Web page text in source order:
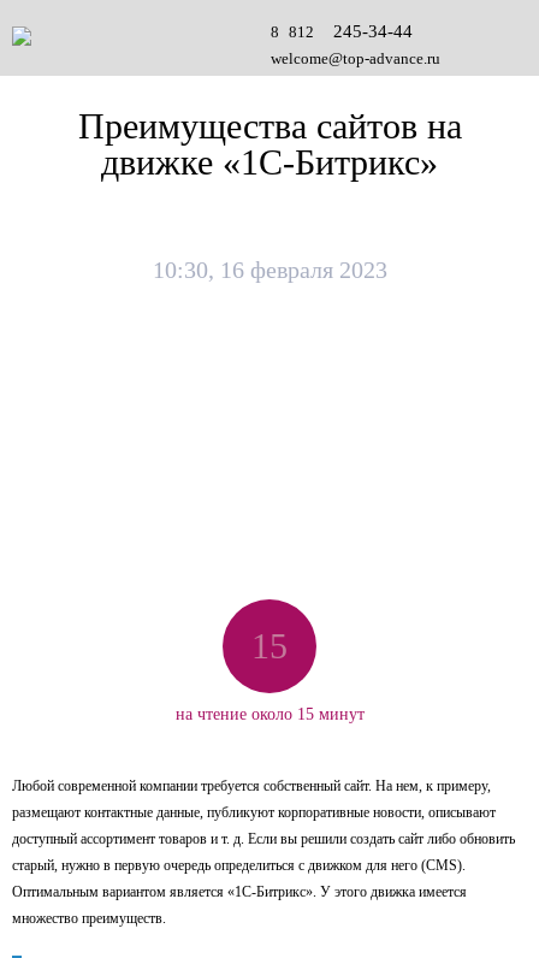
8 812 245-34-44
welcome@top-advance.ru
Преимущества сайтов на
движке «1С-Битрикс»
10:30, 16 февраля 2023
15
на чтение около 15 минут
Любой современной компании требуется собственный сайт. На нем, к примеру,
размещают контактные данные, публикуют корпоративные новости, описывают
доступный ассортимент товаров и т. д. Если вы решили создать сайт либо обновить
старый, нужно в первую очередь определиться с движком для него (CMS).
Оптимальным вариантом является «1С-Битрикс». У этого движка имеется
множество преимуществ.